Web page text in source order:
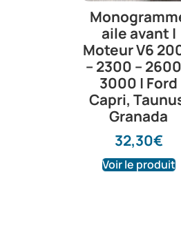
aile avant |
Moteur V6
– 2300 –
3000 | Ford
Capri,
Granada
32,30€
Voir le produit